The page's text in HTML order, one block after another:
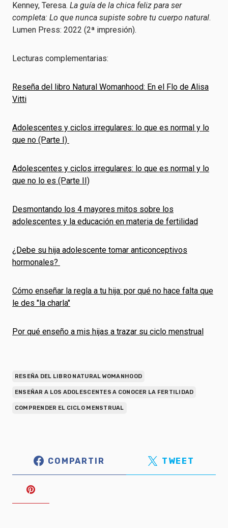
Kenney, Teresa. La guía de la chica feliz para ser
completa: Lo que nunca supiste sobre tu cuerpo natural.
Lumen Press: 2022 (2ª impresión).
Lecturas complementarias:
Reseña del libro Natural Womanhood: En el Flo de Alisa
Vitti
Adolescentes y ciclos irregulares: lo que es normal y lo
que no (Parte I)
Adolescentes y ciclos irregulares: lo que es normal y lo
que no lo es (Parte II)
Desmontando los 4 mayores mitos sobre los
adolescentes y la educación en materia de fertilidad
¿Debe su hija adolescente tomar anticonceptivos
hormonales?
Cómo enseñar la regla a tu hija: por qué no hace falta que
le des "la charla"
Por qué enseño a mis hijas a trazar su ciclo menstrual
RESEÑA DEL LIBRO NATURAL WOMANHOOD
ENSEÑAR A LOS ADOLESCENTES A CONOCER LA FERTILIDAD
COMPRENDER EL CICLO MENSTRUAL
COMPARTIR TWEET